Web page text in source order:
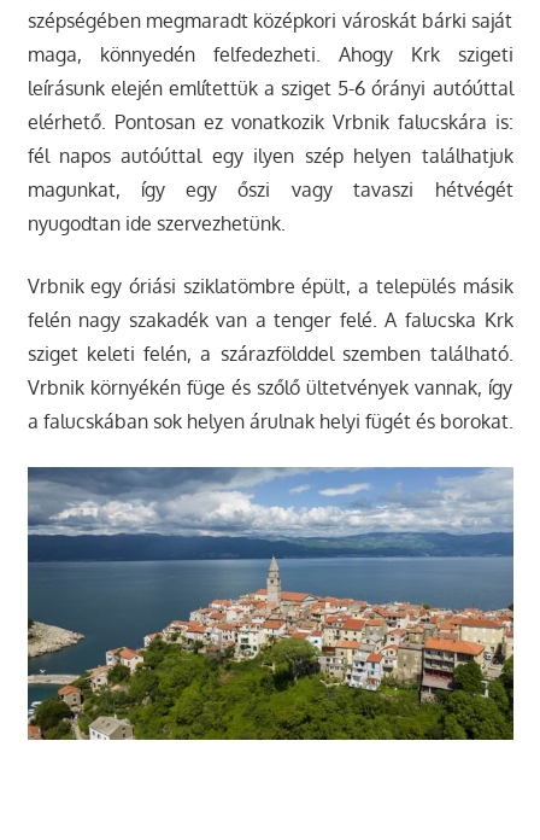
szépségében megmaradt középkori városkát bárki saját
maga, könnyedén felfedezheti. Ahogy Krk szigeti
leírásunk elején említettük a sziget 5-6 órányi autóúttal
elérhető. Pontosan ez vonatkozik Vrbnik falucskára is:
fél napos autóúttal egy ilyen szép helyen találhatjuk
magunkat, így egy őszi vagy tavaszi hétvégét
nyugodtan ide szervezhetünk.
Vrbnik egy óriási sziklatömbre épült, a település másik
felén nagy szakadék van a tenger felé. A falucska Krk
sziget keleti felén, a szárazfölddel szemben található.
Vrbnik környékén füge és szőlő ültetvények vannak, így
a falucskában sok helyen árulnak helyi fügét és borokat.